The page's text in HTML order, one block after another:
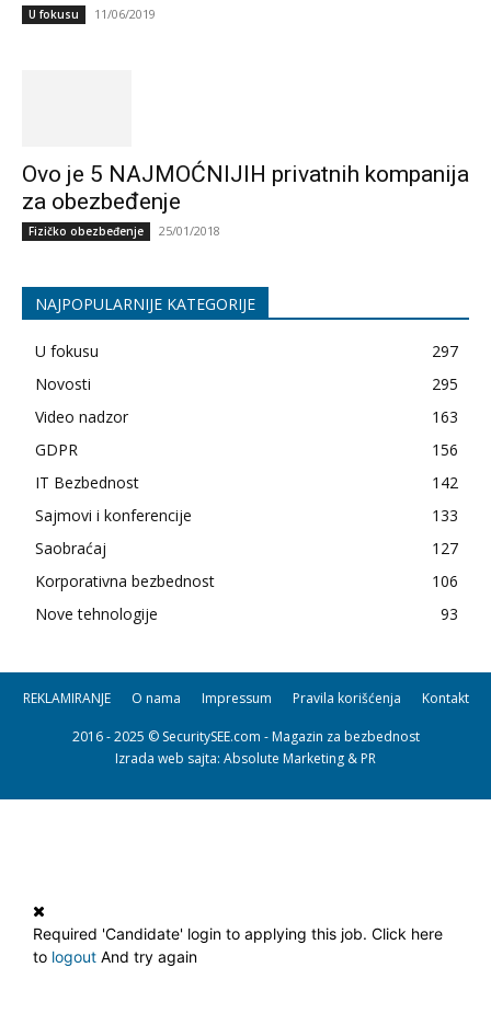
U fokusu 11/06/2019
Ovo je 5 NAJMOĆNIJIH privatnih kompanija
za obezbeđenje
Fizičko obezbeđenje 25/01/2018
NAJPOPULARNIJE KATEGORIJE
U fokusu
297
Novosti
295
Video nadzor
163
GDPR
156
IT Bezbednost
142
Sajmovi i konferencije
133
Saobraćaj
127
Korporativna bezbednost
106
Nove tehnologije
93
REKLAMIRANJE O nama Impressum Pravila korišćenja Kontakt
2016 - 2025 © SecuritySEE.com - Magazin za bezbednost
Izrada web sajta: Absolute Marketing & PR
Required 'Candidate' login to applying this job. Click here
to logout And try again